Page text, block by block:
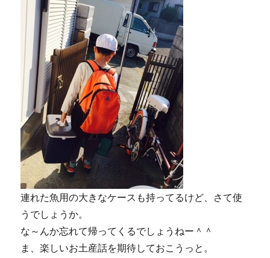
連れた魚用の大きなケースも持ってるけど、さて使
うでしょうか。
な～んか忘れて帰ってくるでしょうねー＾＾
ま、楽しいお土産話を期待しておこうっと。